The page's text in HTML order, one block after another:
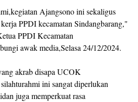
Ajangsono ini sekaligus
PPDI kecamatan Sindangbarang,"
PPDI Kecamatan
awak media,Selasa 24/12/2024.
akrab disapa UCOK
ini sangat diperlukan
juga memperkuat rasa